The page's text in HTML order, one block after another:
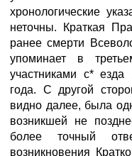
хронологические
неточны. Краткая
ранее смерти
упоминает в
участниками с*
года. С другой
видно далее, была
возникшей не
более точный
возникновения